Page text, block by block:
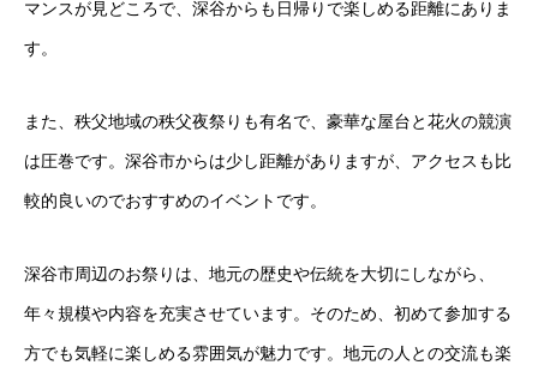
マンスが見どころで、深谷からも日帰りで楽しめる距離にありま
す。
また、秩父地域の秩父夜祭りも有名で、豪華な屋台と花火の競演
は圧巻です。深谷市からは少し距離がありますが、アクセスも比
較的良いのでおすすめのイベントです。
深谷市周辺のお祭りは、地元の歴史や伝統を大切にしながら、
年々規模や内容を充実させています。そのため、初めて参加する
方でも気軽に楽しめる雰囲気が魅力です。地元の人との交流も楽